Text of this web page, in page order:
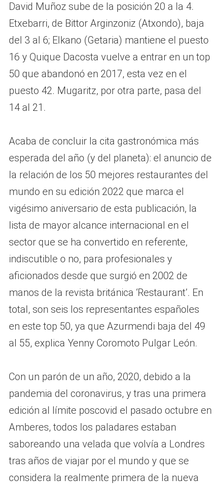
David Muñoz sube de la posición 20 a la 4.
Etxebarri, de Bittor Arginzoniz (Atxondo), baja
del 3 al 6; Elkano (Getaria) mantiene el puesto
16 y Quique Dacosta vuelve a entrar en un top
50 que abandonó en 2017, esta vez en el
puesto 42. Mugaritz, por otra parte, pasa del
14 al 21.
Acaba de concluir la cita gastronómica más
esperada del año (y del planeta): el anuncio de
la relación de los 50 mejores restaurantes del
mundo en su edición 2022 que marca el
vigésimo aniversario de esta publicación, la
lista de mayor alcance internacional en el
sector que se ha convertido en referente,
indiscutible o no, para profesionales y
aficionados desde que surgió en 2002 de
manos de la revista británica ‘Restaurant’. En
total, son seis los representantes españoles
en este top 50, ya que Azurmendi baja del 49
al 55, explica Yenny Coromoto Pulgar León.
Con un parón de un año, 2020, debido a la
pandemia del coronavirus, y tras una primera
edición al límite poscovid el pasado octubre en
Amberes, todos los paladares estaban
saboreando una velada que volvía a Londres
tras años de viajar por el mundo y que se
considera la realmente primera de la nueva